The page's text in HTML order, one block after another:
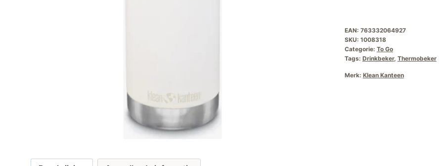
473ml-
Cafe-
Cap-
Tofu
EAN: 763332064927
SKU: 1008318
Categorie: To Go
Tags: Drinkbeker, Thermobeker
Merk: Klean Kanteen